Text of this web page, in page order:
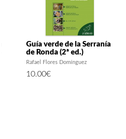
Guía verde de la Serranía
de Ronda (2ª ed.)
Rafael Flores Domínguez
10.00€